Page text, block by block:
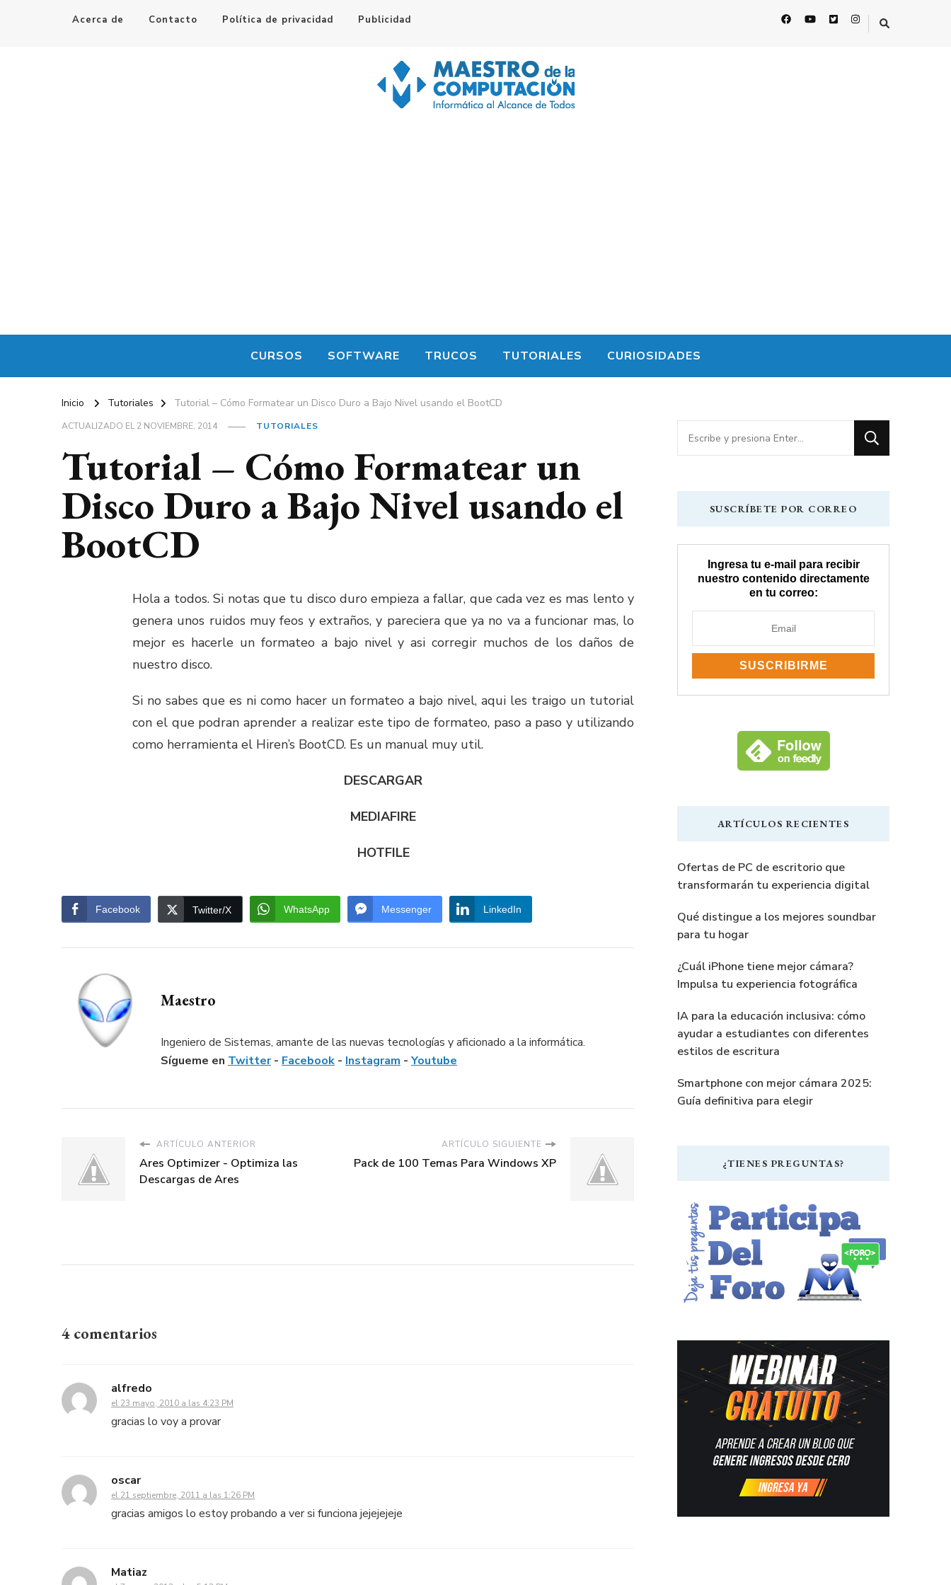
Acerca de Contacto Política de privacidad Publicidad
CURSOS SOFTWARE TRUCOS TUTORIALES CURIOSIDADES
Inicio Tutoriales Tutorial – Cómo Formatear un Disco Duro a Bajo Nivel usando el BootCD
ACTUALIZADO EL2 NOVIEMBRE, 2014 TUTORIALES
Tutorial – Cómo Formatear un
Disco Duro a Bajo Nivel usando el
BootCD
Hola a todos. Si notas que tu disco duro empieza a fallar, que cada vez es mas lento y
genera unos ruidos muy feos y extraños, y pareciera que ya no va a funcionar mas, lo
mejor es hacerle un formateo a bajo nivel y asi corregir muchos de los daños de
nuestro disco.
Si no sabes que es ni como hacer un formateo a bajo nivel, aqui les traigo un tutorial
con el que podran aprender a realizar este tipo de formateo, paso a paso y utilizando
como herramienta el Hiren’s BootCD. Es un manual muy util.
DESCARGAR
MEDIAFIRE
HOTFILE
Facebook Twitter/X WhatsApp Messenger LinkedIn
Maestro
Ingeniero de Sistemas, amante de las nuevas tecnologías y aficionado a la informática.
Sígueme en Twitter- Facebook - Instagram - Youtube
ARTÍCULO ANTERIOR
Ares Optimizer - Optimiza las
Descargas de Ares
ARTÍCULO SIGUIENTE
Pack de 100 Temas Para Windows XP
4 comentarios
alfredo
el 23 mayo, 2010 a las 4:23 PM
gracias lo voy a provar
oscar
el 21 septiembre, 2011 a las 1:26 PM
gracias amigos lo estoy probando a ver si funciona jejejejeje
Matiaz
¿Buscas
algo?
SUSCRÍBETE POR CORREO
Ingresa tu e-mail para recibir
nuestro contenido directamente
en tu correo:
ARTÍCULOS RECIENTES
Ofertas de PC de escritorio que
transformarán tu experiencia digital
Qué distingue a los mejores soundbar
para tu hogar
¿Cuál iPhone tiene mejor cámara?
Impulsa tu experiencia fotográfica
IA para la educación inclusiva: cómo
ayudar a estudiantes con diferentes
estilos de escritura
Smartphone con mejor cámara 2025:
Guía definitiva para elegir
¿TIENES PREGUNTAS?